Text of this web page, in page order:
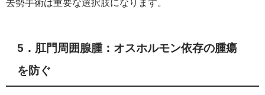
去勢手術は重要な選択肢になります。
5．肛門周囲腺腫：オスホルモン依存の腫瘍
を防ぐ